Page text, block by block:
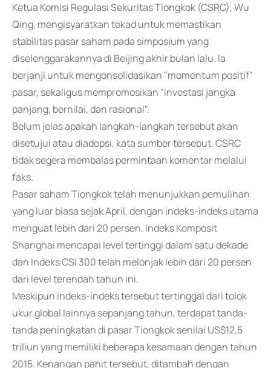
Ketua Komisi Regulasi Sekuritas Tiongkok (CSRC), Wu
Qing, mengisyaratkan tekad untuk memastikan
stabilitas pasar saham pada simposium yang
diselenggarakannya di Beijing akhir bulan lalu. Ia
berjanji untuk mengonsolidasikan "momentum positif"
pasar, sekaligus mempromosikan "investasi jangka
panjang, bernilai, dan rasional".
Belum jelas apakah langkah-langkah tersebut akan
disetujui atau diadopsi, kata sumber tersebut. CSRC
tidak segera membalas permintaan komentar melalui
faks.
Pasar saham Tiongkok telah menunjukkan pemulihan
yang luar biasa sejak April, dengan indeks-indeks utama
menguat lebih dari 20 persen. Indeks Komposit
Shanghai mencapai level tertinggi dalam satu dekade
dan Indeks CSI 300 telah melonjak lebih dari 20 persen
dari level terendah tahun ini.
Meskipun indeks-indeks tersebut tertinggal dari tolok
ukur global lainnya sepanjang tahun, terdapat tanda-
tanda peningkatan di pasar Tiongkok senilai US$12,5
triliun yang memiliki beberapa kesamaan dengan tahun
2015. Kenangan pahit tersebut, ditambah dengan